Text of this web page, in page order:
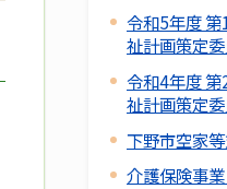
令和5年度
祉計画策定
令和4年度
祉計画策定
下野市空家
介護保険事